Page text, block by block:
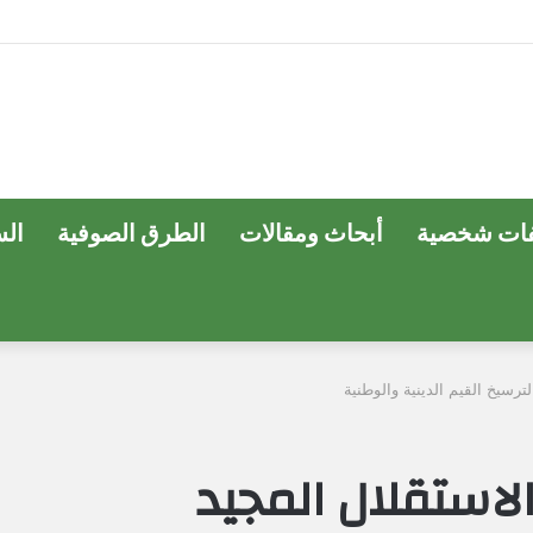
شخصية أبحاث ومقالات الطرق الصوفية
القيم الدينية والوطنية
المجيد